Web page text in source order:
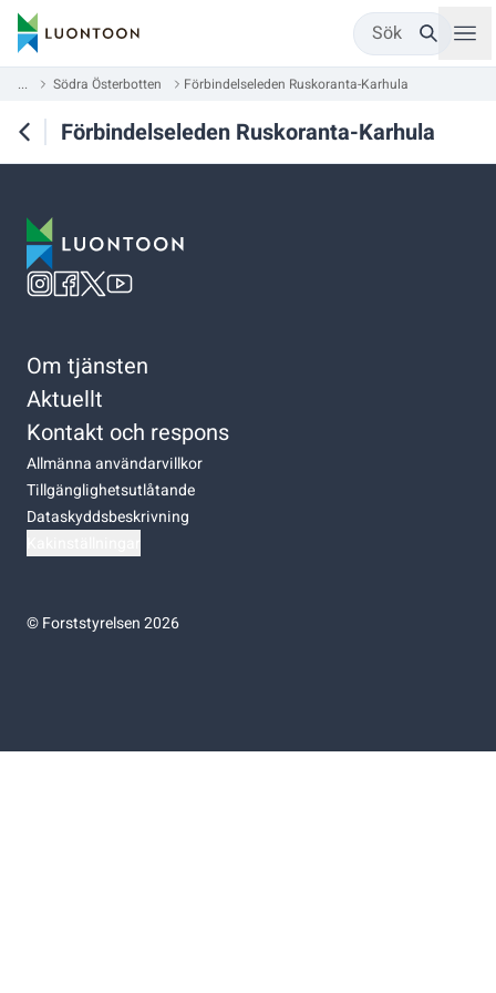
Sök
... Södra Österbotten Förbindelseleden Ruskoranta-Karhula
Förbindelseleden Ruskoranta-Karhula
Om tjänsten
Aktuellt
Kontakt och respons
Allmänna användarvillkor
Tillgänglighetsutlåtande
Dataskyddsbeskrivning
©Forststyrelsen 2026